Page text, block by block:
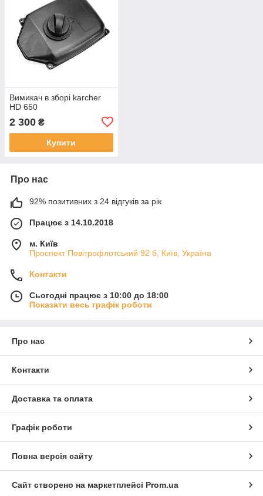
Вимикач в зборі karcher
HD 650
2 300 ₴
Купити
Про нас
92% позитивних з 24 відгуків за рік
Працює з 14.10.2018
м. Київ
Проспект Повітрофлотський 92 б, Київ, Україна
Контакти
Сьогодні працює з 10:00 до 18:00
Показати весь графік роботи
Про нас
Контакти
Доставка та оплата
Графік роботи
Повна версія сайту
Сайт створено на маркетплейсі Prom.ua